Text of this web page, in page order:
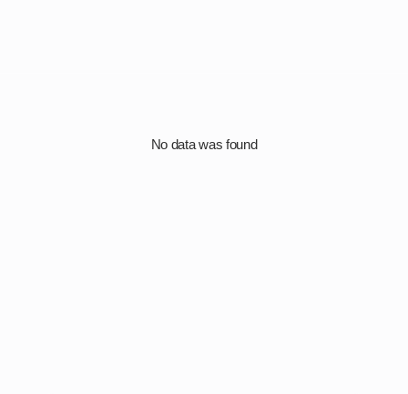
No data was found